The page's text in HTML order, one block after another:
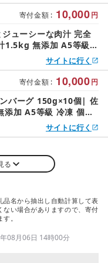
寄付金額 : 10,000円
ューシーな肉汁 完全
1.5kg 無添加 A5等級
年創業 老舗 極肉かわ
_b-461
サイトに行く
寄付金額 : 10,000円
バーグ 150g×10個| 佐
加 A5等級 冷凍 個包
サイトに行く
る
名から抽出し自動計算して表
い場合がありますので、寄付
。
08月06日 14時00分